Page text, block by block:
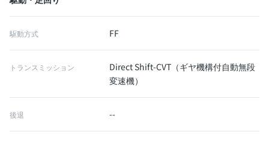
駆動方式 FF
トランスミッション
Direct Shift-CVT（ギヤ機構付自動無段
変速機）
後退 --